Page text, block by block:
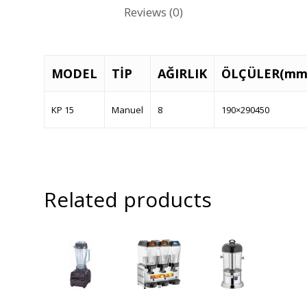
Reviews (0)
MODEL TİP AĞIRLIK
KP 15 Manuel 8 190×290450
Related products
Ürünler
Teklif Al